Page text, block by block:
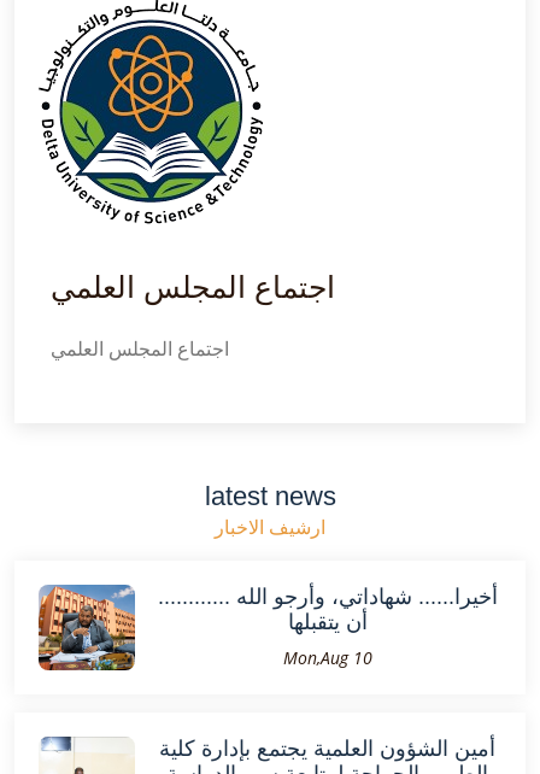
اجتماع المجلس العلمي
اجتماع المجلس العلمي
latest news
ارشيف الاخبار
............ أخيرا...... شهاداتي، وأرجو الله
أن يتقبلها
Mon,Aug 10
أمين الشؤون العلمية يجتمع بإدارة كلية